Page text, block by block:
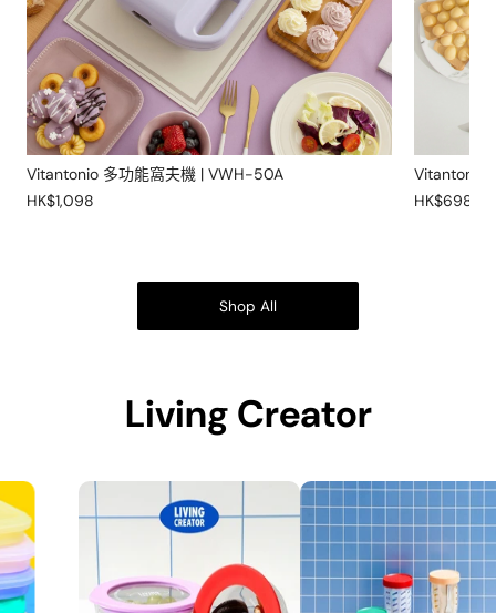
Vitantonio 多功能窩夫機 | VWH-50A
HK$1,098
Vitantonio
HK$698
Shop All
Living Creator